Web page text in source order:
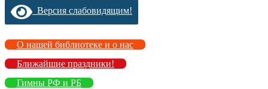
Версия слабовидящим!
О нашей библиотеке и о нас
Ближайшие праздники!
Гимны РФ и РБ